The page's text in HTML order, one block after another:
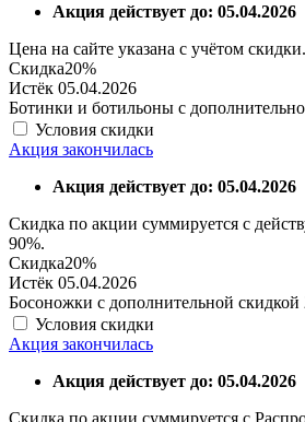
Акция действует до: 05.04.2026
Цена на сайте указана с учётом скидки.
Скидка20%
Истёк 05.04.2026
Ботинки и ботильоны с
Условия скидки
Акция закончилась
Акция действует до: 05.04.2026
Скидка по акции суммируется с
90%.
Скидка20%
Истёк 05.04.2026
Босоножки с дополнительной скидкой
Условия скидки
Акция закончилась
Акция действует до: 05.04.2026
Скидка по акции суммируется с